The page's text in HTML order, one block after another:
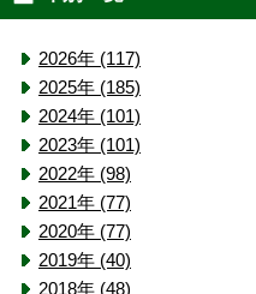
2026年 (117)
2025年 (185)
2024年 (101)
2023年 (101)
2022年 (98)
2021年 (77)
2020年 (77)
2019年 (40)
2018年 (48)